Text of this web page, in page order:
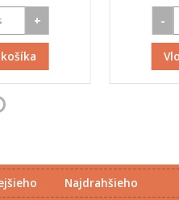
+ -
Najdrahšieho